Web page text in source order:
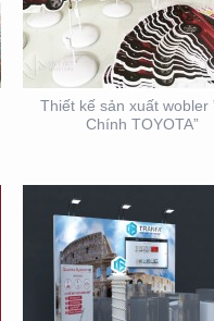
Thiết kế sản xuất wobler
Chính TOYOTA”
HỘI NGHỊ KHOA
DA LIỄU MIỀN NAM
(BOOTH
THIẾT KẾ VÀ SẢN